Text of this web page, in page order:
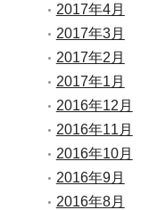
2017年4月
2017年3月
2017年2月
2017年1月
2016年12月
2016年11月
2016年10月
2016年9月
2016年8月